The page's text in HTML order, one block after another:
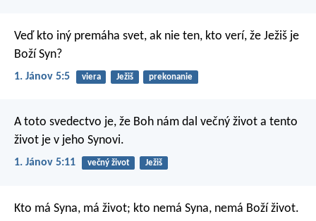
Veď kto iný premáha svet, ak nie ten, kto verí, že Ježiš je
Boží Syn?
1. Jánov 5:5 viera Ježiš prekonanie
A toto svedectvo je, že Boh nám dal večný život a tento
život je v jeho Synovi.
1. Jánov 5:11 večný život Ježiš
Kto má Syna, má život; kto nemá Syna, nemá Boží život.